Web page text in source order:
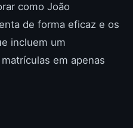
como João
de forma eficaz e os
incluem um
em apenas